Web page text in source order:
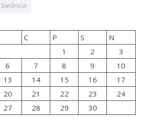
świdnica
C P S
N
1
2
3
6 7 8 9
10
13 14 15 16
17
20 21 22 23
24
27 28 29 30